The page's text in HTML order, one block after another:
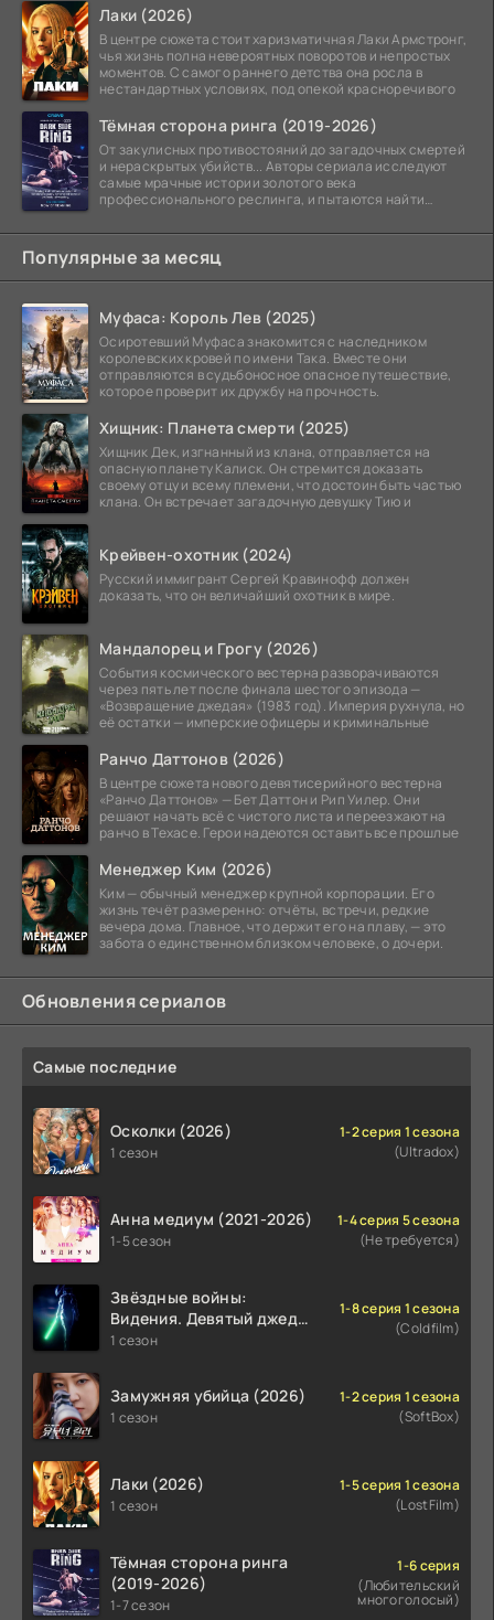
Лаки (2026)
В центре сюжета стоит харизматичная Лаки Армстронг,
чья жизнь полна невероятных поворотов и непростых
моментов. С самого раннего детства она росла в
нестандартных условиях, под опекой красноречивого
Тёмная сторона ринга (2019-2026)
От закулисных противостояний до загадочных смертей
и нераскрытых убийств... Авторы сериала исследуют
самые мрачные истории золотого века
профессионального реслинга, и пытаются найти
Популярные за месяц
Муфаса: Король Лев (2025)
Осиротевший Муфаса знакомится с наследником
королевских кровей по имени Така. Вместе они
отправляются в судьбоносное опасное путешествие,
которое проверит их дружбу на прочность.
Хищник: Планета смерти (2025)
Хищник Дек, изгнанный из клана, отправляется на
опасную планету Калиск. Он стремится доказать
своему отцу и всему племени, что достоин быть частью
клана. Он встречает загадочную девушку Тию и
Крейвен-охотник (2024)
Русский иммигрант Сергей Кравинофф должен
доказать, что он величайший охотник в мире.
Мандалорец и Грогу (2026)
События космического вестерна разворачиваются
через пять лет после финала шестого эпизода —
«Возвращение джедая» (1983 год). Империя рухнула, но
её остатки — имперские офицеры и криминальные
Ранчо Даттонов (2026)
В центре сюжета нового девятисерийного вестерна
«Ранчо Даттонов» — Бет Даттон и Рип Уилер. Они
решают начать всё с чистого листа и переезжают на
ранчо в Техасе. Герои надеются оставить все прошлые
Менеджер Ким (2026)
Ким — обычный менеджер крупной корпорации. Его
жизнь течёт размеренно: отчёты, встречи, редкие
вечера дома. Главное, что держит его на плаву, — это
забота о единственном близком человеке, о дочери.
Обновления сериалов
Самые последние
Осколки (2026)
1 сезон
1-2 серия 1 сезона
(Ultradox)
Анна медиум (2021-2026)
1-5 сезон
1-4 серия 5 сезона
(Не требуется)
Звёздные войны:
Видения. Девятый джедай
(2026)
1 сезон
1-8 серия 1 сезона
(Coldfilm)
Замужняя убийца (2026)
1 сезон
1-2 серия 1 сезона
(SoftBox)
Лаки (2026)
1 сезон
1-5 серия 1 сезона
(LostFilm)
Тёмная сторона ринга
(2019-2026)
1-7 сезон
1-6 серия
(Любительский
многоголосый)